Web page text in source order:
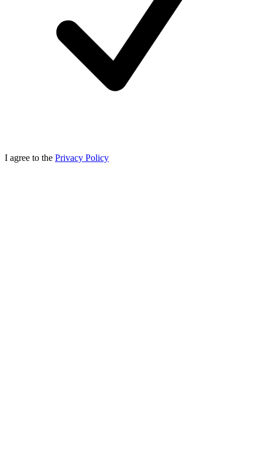
I agree to the Privacy Policy